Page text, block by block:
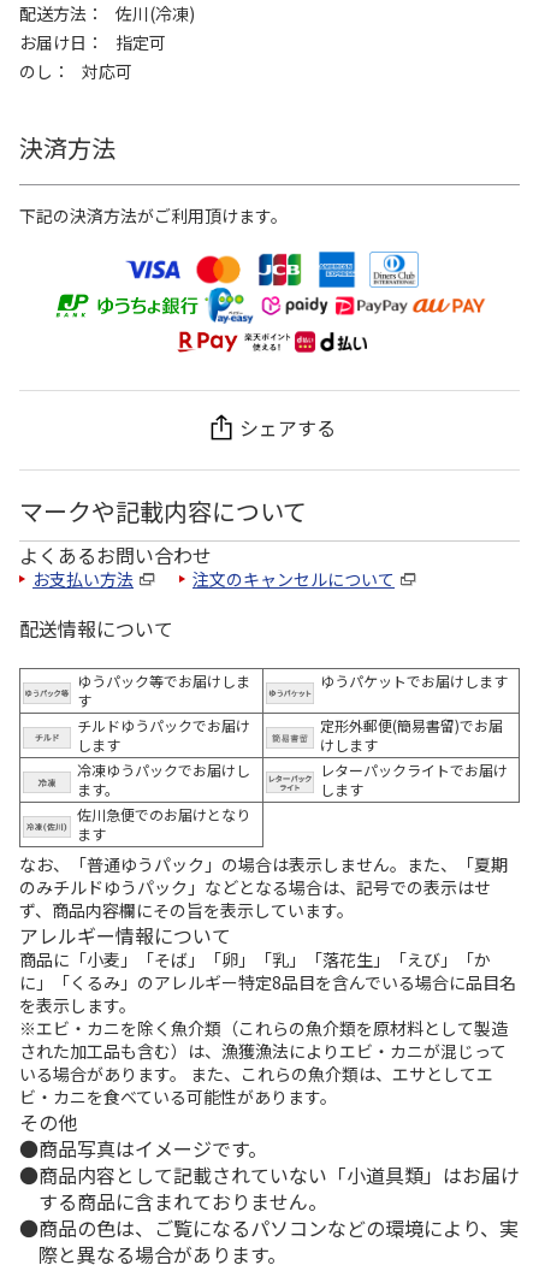
配送方法
佐川(冷凍)
お届け日
指定可
のし
対応可
決済方法
下記の決済方法がご利用頂けます。
シェアする
マークや記載内容について
よくあるお問い合わせ
お支払い方法 注文のキャンセルについて
配送情報について
ゆうパック等でお届けしま
す
ゆうパケットでお届けします
チルドゆうパックでお届け
します
定形外郵便(簡易書留)でお届
けします
冷凍ゆうパックでお届けし
ます。
レターパックライトでお届け
します
佐川急便でのお届けとなり
ます
なお、「普通ゆうパック」の場合は表示しません。また、「夏期
のみチルドゆうパック」などとなる場合は、記号での表示はせ
ず、商品内容欄にその旨を表示しています。
アレルギー情報について
商品に「小麦」「そば」「卵」「乳」「落花生」「えび」「か
に」「くるみ」のアレルギー特定8品目を含んでいる場合に品目名
を表示します。
※エビ・カニを除く魚介類（これらの魚介類を原材料として製造
された加工品も含む）は、漁獲漁法によりエビ・カニが混じって
いる場合があります。 また、これらの魚介類は、エサとしてエ
ビ・カニを食べている可能性があります。
その他
商品写真はイメージです。
商品内容として記載されていない「小道具類」はお届け
する商品に含まれておりません。
商品の色は、ご覧になるパソコンなどの環境により、実
際と異なる場合があります。